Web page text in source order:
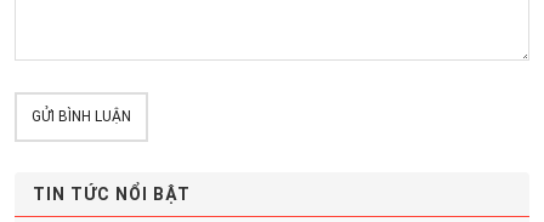
GỬI BÌNH LUẬN
TIN TỨC NỔI BẬT